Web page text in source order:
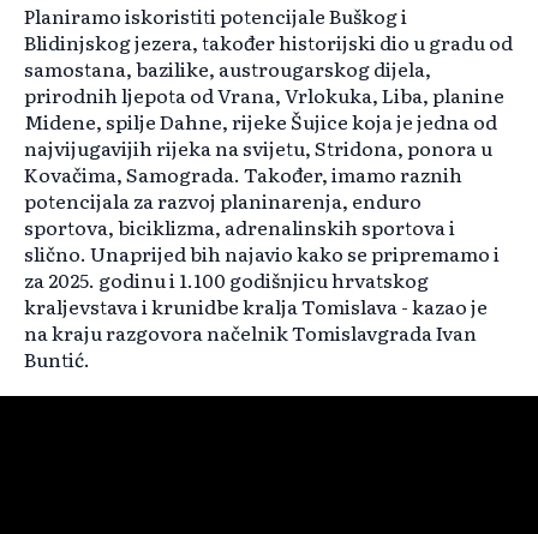
Planiramo iskoristiti potencijale Buškog i
Blidinjskog jezera, također historijski dio u gradu od
samostana, bazilike, austrougarskog dijela,
prirodnih ljepota od Vrana, Vrlokuka, Liba, planine
Midene, spilje Dahne, rijeke Šujice koja je jedna od
najvijugavijih rijeka na svijetu, Stridona, ponora u
Kovačima, Samograda. Također, imamo raznih
potencijala za razvoj planinarenja, enduro
sportova, biciklizma, adrenalinskih sportova i
slično. Unaprijed bih najavio kako se pripremamo i
za 2025. godinu i 1.100 godišnjicu hrvatskog
kraljevstava i krunidbe kralja Tomislava - kazao je
na kraju razgovora načelnik Tomislavgrada Ivan
Buntić.